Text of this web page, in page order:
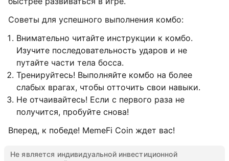
Советы для успешного выполнения комбо:
Внимательно читайте инструкции к комбо.
Изучите последовательность ударов и не
путайте части тела босса.
Тренируйтесь! Выполняйте комбо на более
слабых врагах, чтобы отточить свои навыки.
Не отчаивайтесь! Если с первого раза не
получится, пробуйте снова!
Вперед, к победе! MemeFi Coin ждет вас!
Не является индивидуальной инвестиционной